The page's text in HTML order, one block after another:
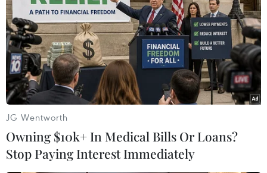
JG Wentworth
Owning $10k+ In Medical Bills Or Loans?
Stop Paying Interest Immediately